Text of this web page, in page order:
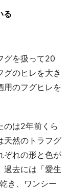
る
グを扱って20
グのヒレを大き
用のフグヒレを
のは2年前くら
天然のトラフグ
ぞれの形と色が
過去には「愛生
き、ワンシー